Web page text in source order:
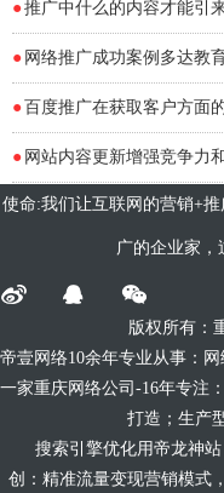
●推广中什么的内容才能引
● 网络推广成功案例多达教
●
● 网站内容更新增强竞争力
使命:我们让互联网的营销+
广的企业家
版权所有：
帝壹网络10余年专业从事：
一家重庆网络公司-16年专注
打造；生产
搜索引擎优化用帝龙神站
创：精准流量变现营销模式